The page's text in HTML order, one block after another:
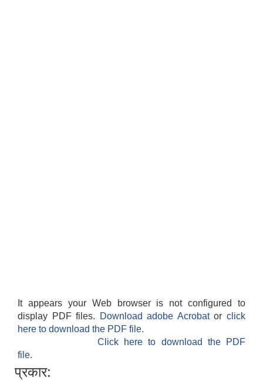
It appears your Web browser is not configured to
display PDF files.
Download adobe Acrobatorclick
here to download the PDF file.
Click here to download the PDF
file.
प्रकार: